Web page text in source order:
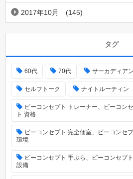
2017年10月 (145)
タグ
60代 70代 サーカディア
セルフトーク ナイトルーティン
ビーコンセプト トレーナー、ビーコン
ト 資格
ビーコンセプト 完全個室、ビーコンセ
環境
ビーコンセプト 手ぶら、ビーコンセプ
設備